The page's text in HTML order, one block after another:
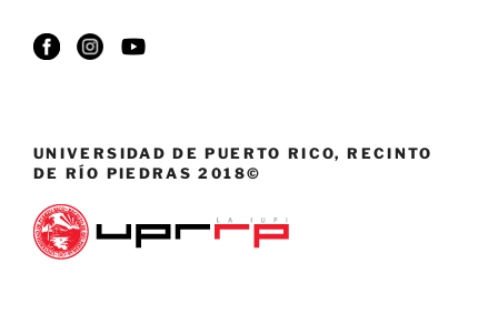
UNIVERSIDAD DE PUERTO RICO, RECINTO
DE RÍO PIEDRAS 2018©